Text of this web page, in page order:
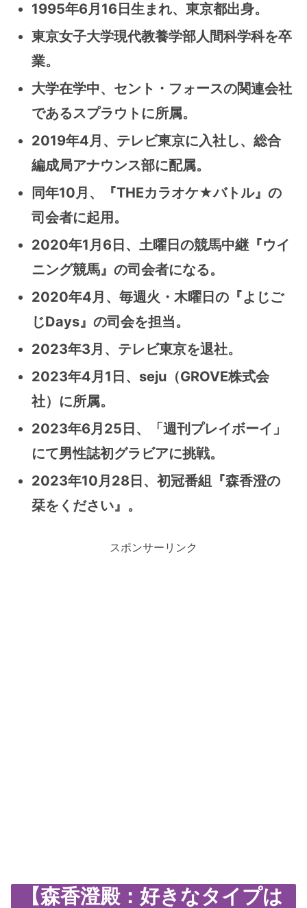
1995年6月16日生まれ、東京都出身。
東京女子大学現代教養学部人間科学科を卒
業。
大学在学中、セント・フォースの関連会社
であるスプラウトに所属。
2019年4月、テレビ東京に入社し、総合
編成局アナウンス部に配属。
同年10月、『THEカラオケ★バトル』の
司会者に起用。
2020年1月6日、土曜日の競馬中継『ウイ
ニング競馬』の司会者になる。
2020年4月、毎週火・木曜日の『よじご
じDays』の司会を担当。
2023年3月、テレビ東京を退社。
2023年4月1日、seju（GROVE株式会
社）に所属。
2023年6月25日、「週刊プレイボーイ」
にて男性誌初グラビアに挑戦。
2023年10月28日、初冠番組『森香澄の
栞をください』。
スポンサーリンク
【森香澄殿：好きなタイプは